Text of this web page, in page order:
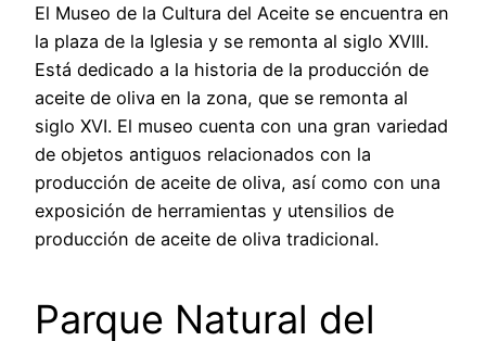
El Museo de la Cultura del Aceite se encuentra en
la plaza de la Iglesia y se remonta al siglo XVIII.
Está dedicado a la historia de la producción de
aceite de oliva en la zona, que se remonta al
siglo XVI. El museo cuenta con una gran variedad
de objetos antiguos relacionados con la
producción de aceite de oliva, así como con una
exposición de herramientas y utensilios de
producción de aceite de oliva tradicional.
Parque Natural del